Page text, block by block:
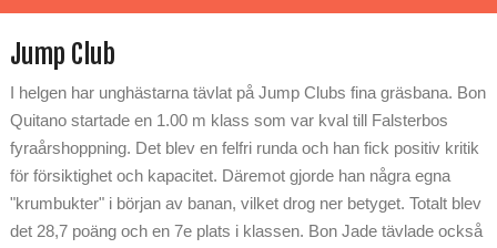
KONTAKT
Jump Club
I helgen har unghästarna tävlat på Jump Clubs fina gräsbana. Bon
Quitano startade en 1.00 m klass som var kval till Falsterbos
fyraårshoppning. Det blev en felfri runda och han fick positiv kritik
för försiktighet och kapacitet. Däremot gjorde han några egna
"krumbukter" i början av banan, vilket drog ner betyget. Totalt blev
det 28,7 poäng och en 7e plats i klassen. Bon Jade tävlade också